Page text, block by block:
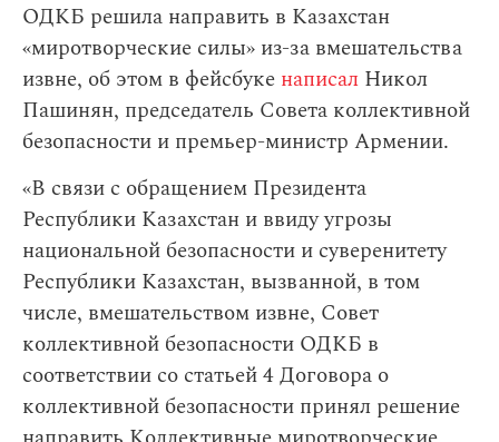
ОДКБ решила направить в Казахстан
«миротворческие силы» из-за вмешательства
извне, об этом в фейсбуке написал Никол
Пашинян, председатель Совета коллективной
безопасности и премьер-министр Армении.
«В связи с обращением Президента
Республики Казахстан и ввиду угрозы
национальной безопасности и суверенитету
Республики Казахстан, вызванной, в том
числе, вмешательством извне, Совет
коллективной безопасности ОДКБ в
соответствии со статьей 4 Договора о
коллективной безопасности принял решение